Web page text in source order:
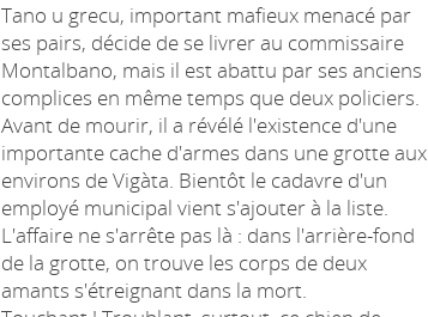
Tano u grecu, important mafieux menacé par
ses pairs, décide de se livrer au commissaire
Montalbano, mais il est abattu par ses anciens
complices en même temps que deux policiers.
Avant de mourir, il a révélé l'existence d'une
importante cache d'armes dans une grotte aux
environs de Vigàta. Bientôt le cadavre d'un
employé municipal vient s'ajouter à la liste.
L'affaire ne s'arrête pas là : dans l'arrière-fond
de la grotte, on trouve les corps de deux
amants s'étreignant dans la mort.